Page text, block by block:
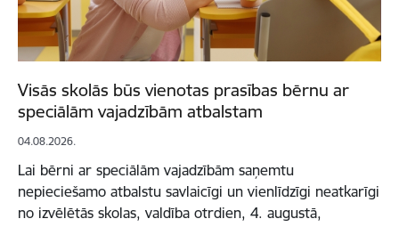
Visās skolās būs vienotas prasības bērnu ar
speciālām vajadzībām atbalstam
04.08.2026.
Lai bērni ar speciālām vajadzībām saņemtu
nepieciešamo atbalstu savlaicīgi un vienlīdzīgi neatkarīgi
no izvēlētās skolas, valdība otrdien, 4. augustā,